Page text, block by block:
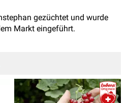
gezüchtet und wurde
Markt eingeführt.